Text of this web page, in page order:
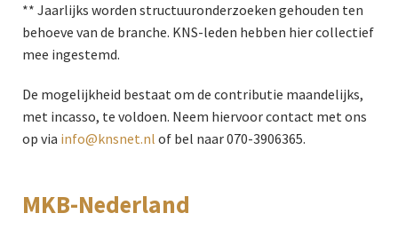
** Jaarlijks worden structuuronderzoeken gehouden ten
behoeve van de branche. KNS-leden hebben hier collectief
mee ingestemd.
De mogelijkheid bestaat om de contributie maandelijks,
met incasso, te voldoen. Neem hiervoor contact met ons
op via info@knsnet.nl of bel naar 070-3906365.
MKB-Nederland